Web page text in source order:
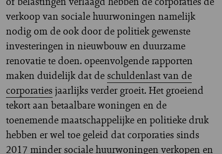
verkoop van sociale huurwoningen namelijk
nodig om de ook door de politiek gewenste
investeringen in nieuwbouw en duurzame
renovatie te doen. opeenvolgende rapporten
maken duidelijk dat deschuldenlast van de
corporatiesjaarlijks verder groeit. Het groeiend
tekort aan betaalbare woningen en de
toenemende maatschappelijke en politieke druk
hebben er wel toe geleid dat corporaties sinds
2017 minder sociale huurwoningen verkopen en